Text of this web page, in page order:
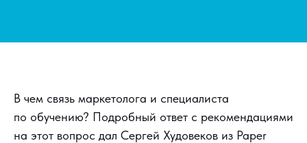
В чем связь маркетолога и специалиста
по обучению? Подробный ответ с рекомендациями
на этот вопрос дал Сергей Худовеков из Paper